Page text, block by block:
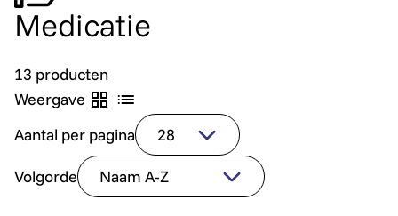
Medicatie
13 producten
Weergave
Aantal per pagina
Volgorde